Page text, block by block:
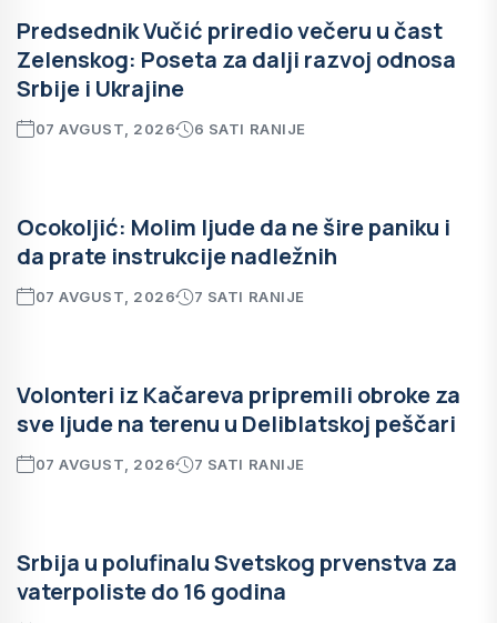
Predsednik Vučić priredio večeru u čast
Zelenskog: Poseta za dalji razvoj odnosa
Srbije i Ukrajine
07 AVGUST, 2026 6 SATI RANIJE
Ocokoljić: Molim ljude da ne šire paniku i
da prate instrukcije nadležnih
07 AVGUST, 2026 7 SATI RANIJE
Volonteri iz Kačareva pripremili obroke za
sve ljude na terenu u Deliblatskoj peščari
07 AVGUST, 2026 7 SATI RANIJE
Srbija u polufinalu Svetskog prvenstva za
vaterpoliste do 16 godina